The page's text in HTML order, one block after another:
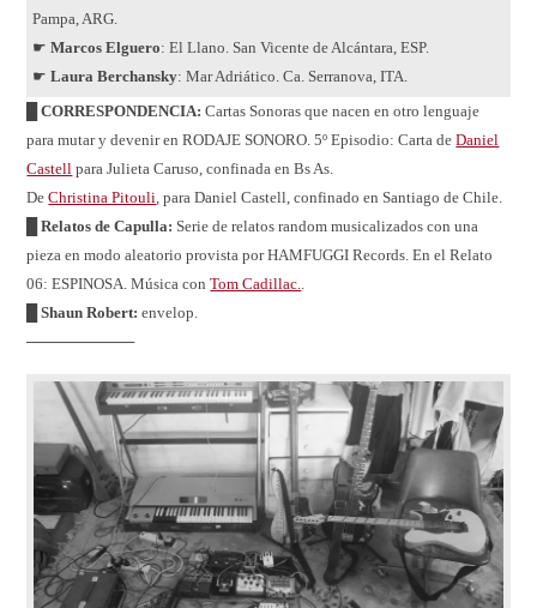
Pampa, ARG.
☛Marcos Elguero: El Llano. San Vicente de Alcántara, ESP.
☛Laura Berchansky: Mar Adriático. Ca. Serranova, ITA.
█ CORRESPONDENCIA: Cartas Sonoras que nacen en otro lenguaje
para mutar y devenir en RODAJE SONORO. 5º Episodio: Carta deDaniel
Castell para Julieta Caruso, confinada en Bs As.
DeChristina Pitouli , para Daniel Castell, confinado en Santiago de Chile.
█ Relatos de Capulla: Serie de relatos random musicalizados con una
pieza en modo aleatorio provista por HAMFUGGI Records. En el Relato
06: ESPINOSA. Música conTom Cadillac.
█ Shaun Robert: envelop.
──────────